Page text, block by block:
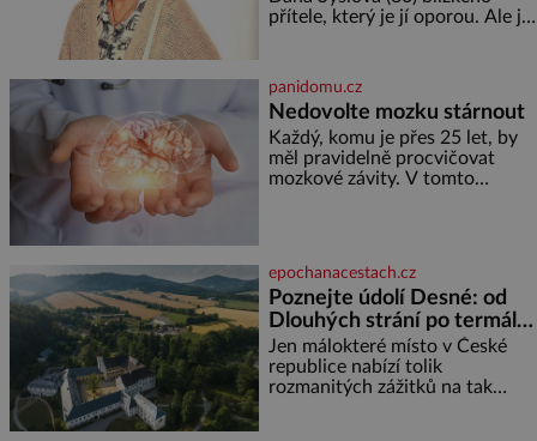
miminka měl působit především
přítele, který je jí oporou. Ale je
častěji mluví o svém odchodu.
Dohnala ji snad samota? Půs
panidomu.cz
Nedovolte mozku stárnout
Každý, komu je přes 25 let, by
měl pravidelně procvičovat
mozkové závity. V tomto
jméno kolegy z práce. Nebo
marně v paměti lovíte název
knížky, kterou jste nedávno
přečetli. Je to opravdu tak, s
věkem jako kdyby se paměť
rozhodla stávkovat. Cvičte
epochanacestach.cz
Poznejte údolí Desné: od
Dlouhých strání po termální
prameny
Jen málokteré místo v České
republice nabízí tolik
rozmanitých zážitků na tak